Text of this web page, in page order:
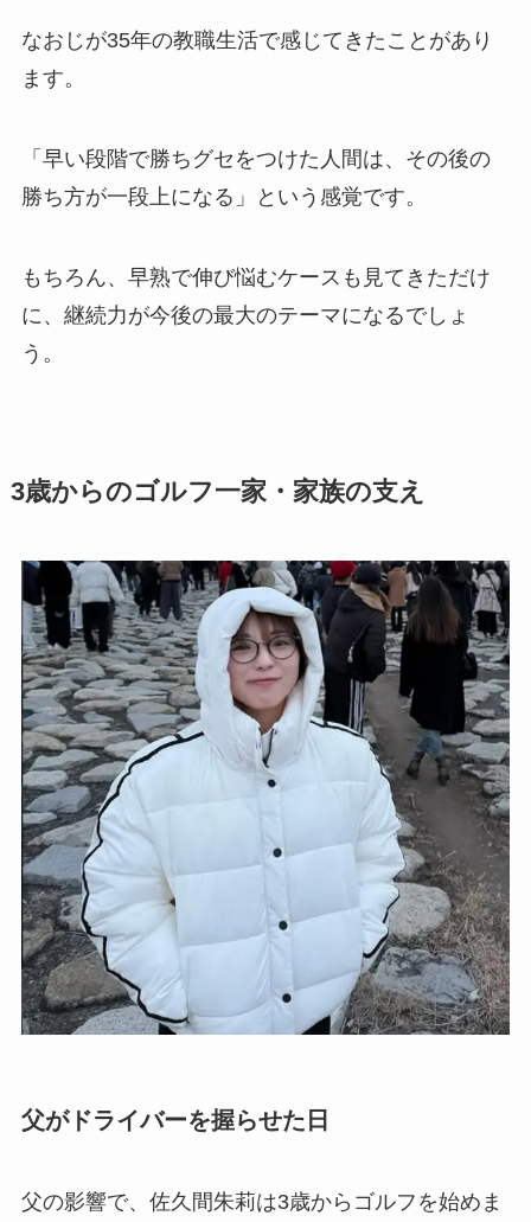
なおじが35年の教職生活で感じてきたことがあり
ます。
「早い段階で勝ちグセをつけた人間は、その後の
勝ち方が一段上になる」という感覚です。
もちろん、早熟で伸び悩むケースも見てきただけ
に、継続力が今後の最大のテーマになるでしょ
う。
3歳からのゴルフ一家・家族の支え
父がドライバーを握らせた日
父の影響で、佐久間朱莉は3歳からゴルフを始めま